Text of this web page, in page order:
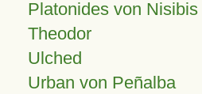
Platonides von Nisibis
Theodor
Ulched
Urban von Peñalba